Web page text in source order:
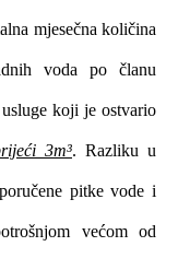
mjesečna količina
voda po članu
koji je ostvario
3m³. Razliku u
pitke vode i
većom od